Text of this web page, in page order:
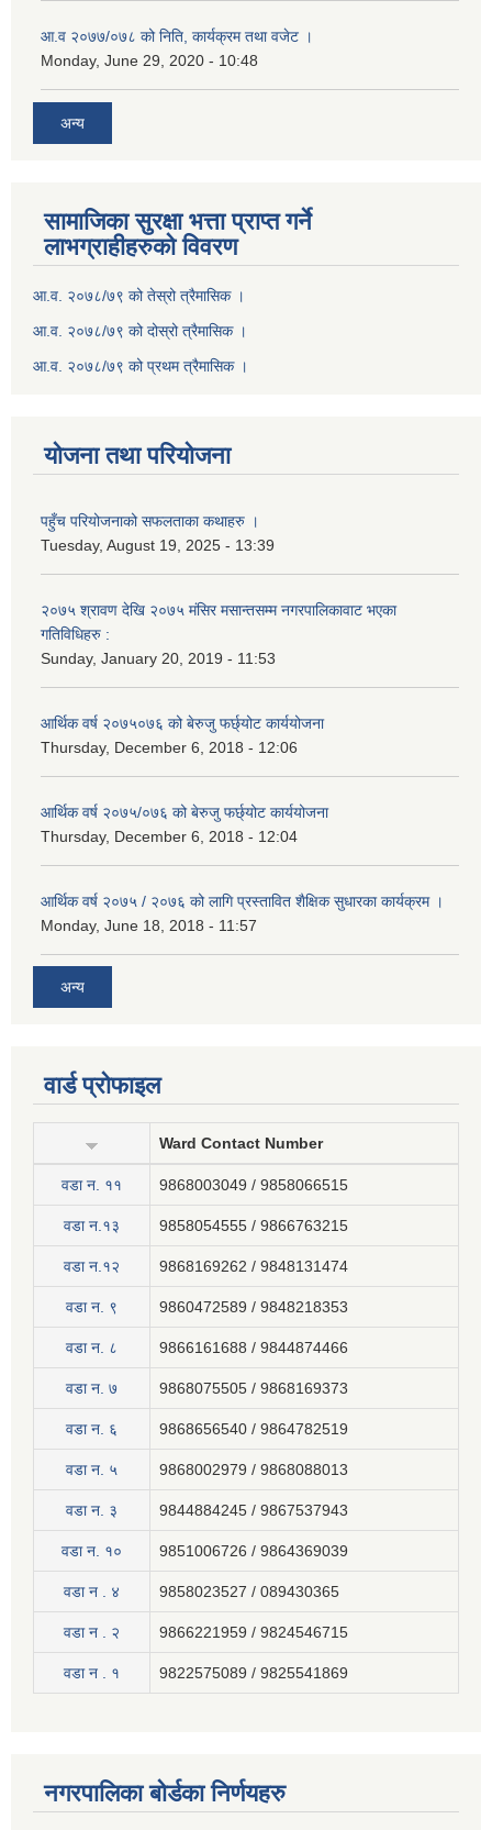
आ.व २०७७/०७८ को निति, कार्यक्रम तथा वजेट ।
Monday, June 29, 2020 - 10:48
अन्य
सामाजिका सुरक्षा भत्ता प्राप्त गर्ने
लाभग्राहीहरुको विवरण
आ.व. २०७८/७९ को तेस्रो त्रैमासिक ।
आ.व. २०७८/७९ को दोस्रो त्रैमासिक ।
आ.व. २०७८/७९ को प्रथम त्रैमासिक ।
योजना तथा परियोजना
पहुँच परियोजनाको सफलताका कथाहरु ।
Tuesday, August 19, 2025 - 13:39
२०७५ श्रावण देखि २०७५ मंसिर मसान्तसम्म नगरपालिकावाट भएका
गतिविधिहरु :
Sunday, January 20, 2019 - 11:53
आर्थिक वर्ष २०७५०७६ को बेरुजु फर्छ्योट कार्ययोजना
Thursday, December 6, 2018 - 12:06
आर्थिक वर्ष २०७५/०७६ को बेरुजु फर्छ्योट कार्ययोजना
Thursday, December 6, 2018 - 12:04
आर्थिक वर्ष २०७५ / २०७६ को लागि प्रस्तावित शैक्षिक सुधारका कार्यक्रम ।
Monday, June 18, 2018 - 11:57
अन्य
वार्ड प्रोफाइल
Ward Contact Number
वडा न‍. ११ 9868003049 / 9858066515
वडा न.१३ 9858054555 / 9866763215
वडा न.१२ 9868169262 / 9848131474
वडा न. ९ 9860472589 / 9848218353
वडा न. ८ 9866161688 / 9844874466
वडा न. ७ 9868075505 / 9868169373
वडा न. ६ 9868656540 / 9864782519
वडा न. ५ 9868002979 / 9868088013
वडा न. ३ 9844884245 / 9867537943
वडा न. १० 9851006726 / 9864369039
वडा न . ४ 9858023527 / 089430365
वडा न . २ 9866221959 / 9824546715
वडा न . १ 9822575089 / 9825541869
नगरपालिका बोर्डका निर्णयहरु